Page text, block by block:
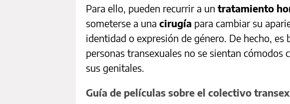
Para ello, pueden recurrir a un tratamiento
someterse a una cirugía para cambiar su
identidad o expresión de género. De hecho, es
personas transexuales no se sientan cómodos
sus genitales.
Guía de películas sobre el colectivo